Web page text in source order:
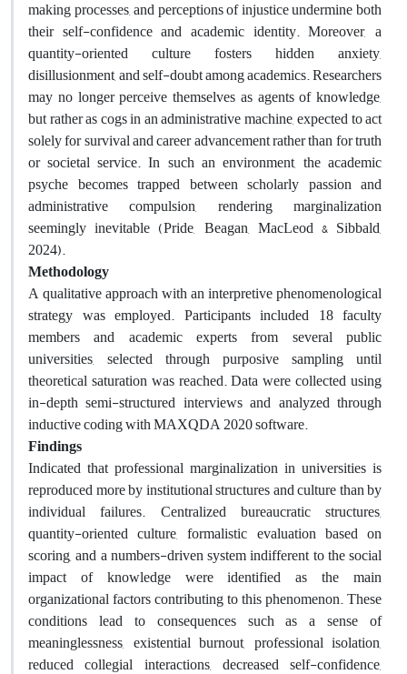
making processes, and perceptions of injustice undermine both
their self-confidence and academic identity. Moreover, a
quantity-oriented culture fosters hidden anxiety,
disillusionment, and self-doubt among academics. Researchers
may no longer perceive themselves as agents of knowledge,
but rather as cogs in an administrative machine, expected to act
solely for survival and career advancement rather than for truth
or societal service. In such an environment, the academic
psyche becomes trapped between scholarly passion and
administrative compulsion, rendering marginalization
seemingly inevitable (Pride, Beagan, MacLeod & Sibbald,
2024).
Methodology
A qualitative approach with an interpretive phenomenological
strategy was employed. Participants included 18 faculty
members and academic experts from several public
universities, selected through purposive sampling until
theoretical saturation was reached. Data were collected using
in-depth semi-structured interviews and analyzed through
inductive coding with MAXQDA 2020 software.
Findings
Indicated that professional marginalization in universities is
reproduced more by institutional structures and culture than by
individual failures. Centralized bureaucratic structures,
quantity-oriented culture, formalistic evaluation based on
scoring, and a numbers-driven system indifferent to the social
impact of knowledge were identified as the main
organizational factors contributing to this phenomenon. These
conditions lead to consequences such as a sense of
meaninglessness, existential burnout, professional isolation,
reduced collegial interactions, decreased self-confidence,